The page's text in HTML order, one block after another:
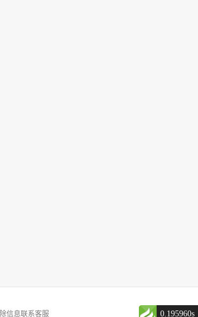
信息联系客服 0.195960s